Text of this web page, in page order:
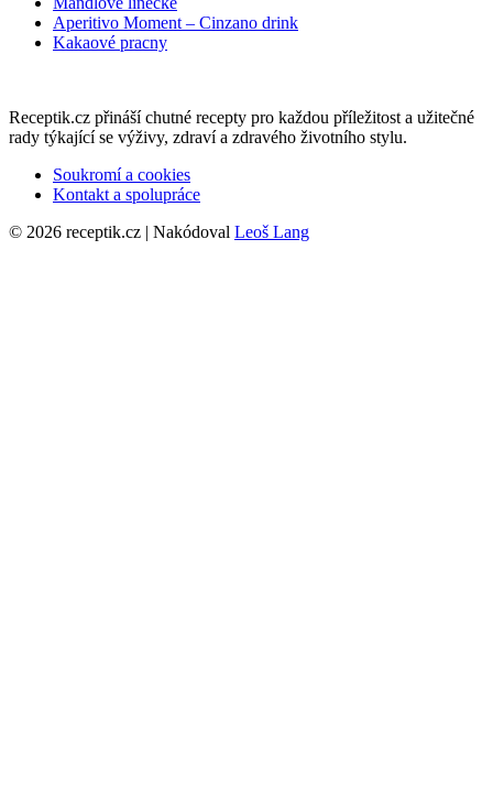
Aperitivo Moment – Cinzano drink
Kakaové pracny
Receptik.cz přináší chutné recepty pro každou příležitost a užitečné
rady týkající se výživy, zdraví a zdravého životního stylu.
Soukromí a cookies
Kontakt a spolupráce
© 2026 receptik.cz | Nakódoval Leoš Lang